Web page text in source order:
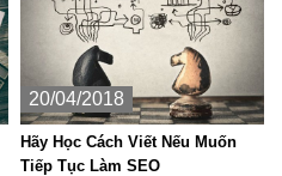
20/04/2018
Hãy Học Cách Viết Nếu Muốn
Tiếp Tục Làm SEO